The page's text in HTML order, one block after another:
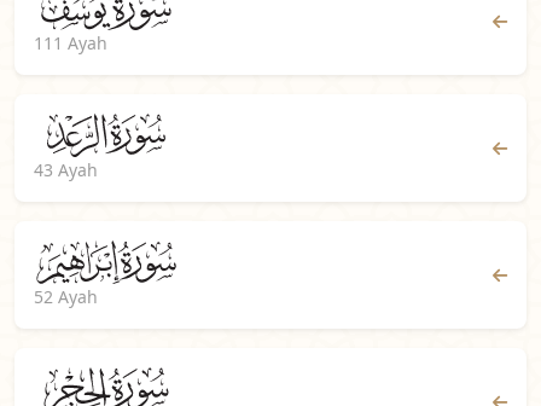
111 Ayah
43 Ayah
52 Ayah